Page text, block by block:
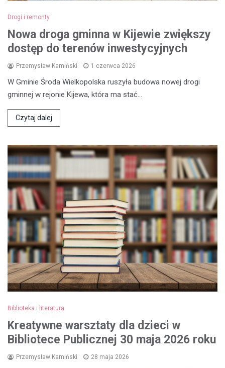
Drogi i remonty
Nowa droga gminna w Kijewie zwiększy
dostęp do terenów inwestycyjnych
Przemysław Kamiński 1 czerwca 2026
W Gminie Środa Wielkopolska ruszyła budowa nowej drogi
gminnej w rejonie Kijewa, która ma stać…
Czytaj dalej
Biblioteka i literatura
Kreatywne warsztaty dla dzieci w
Bibliotece Publicznej 30 maja 2026 roku
Przemysław Kamiński 28 maja 2026